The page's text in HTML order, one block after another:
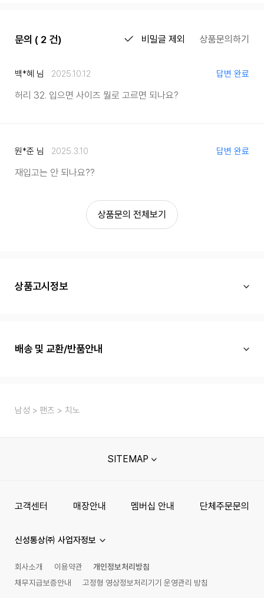
문의 ( 2 건) 비밀글 제외 상품문의하기
백*혜 님 2025.10.12 답변 완료
허리 32. 입으면 사이즈 뭘로 고르면 되나요?
원*준 님 2025.3.10 답변 완료
재입고는 안 되나요??
상품문의 전체보기
상품고시정보
배송 및 교환/반품안내
남성 팬츠 치노
SITEMAP
고객센터 매장안내 멤버십 안내 단체주문문의
신성통상㈜ 사업자정보
회사소개 이용약관
개인정보처리방침
채무지급보증안내
고정형 영상정보처리기기 운영관리 방침